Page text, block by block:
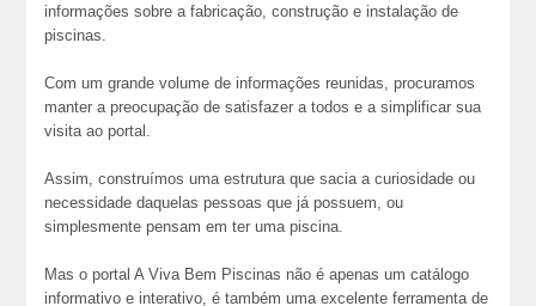
informações sobre a fabricação, construção e instalação de
piscinas.
Com um grande volume de informações reunidas, procuramos
manter a preocupação de satisfazer a todos e a simplificar sua
visita ao portal.
Assim, construímos uma estrutura que sacia a curiosidade ou
necessidade daquelas pessoas que já possuem, ou
simplesmente pensam em ter uma piscina.
Mas o portal A Viva Bem Piscinas não é apenas um catálogo
informativo e interativo, é também uma excelente ferramenta de